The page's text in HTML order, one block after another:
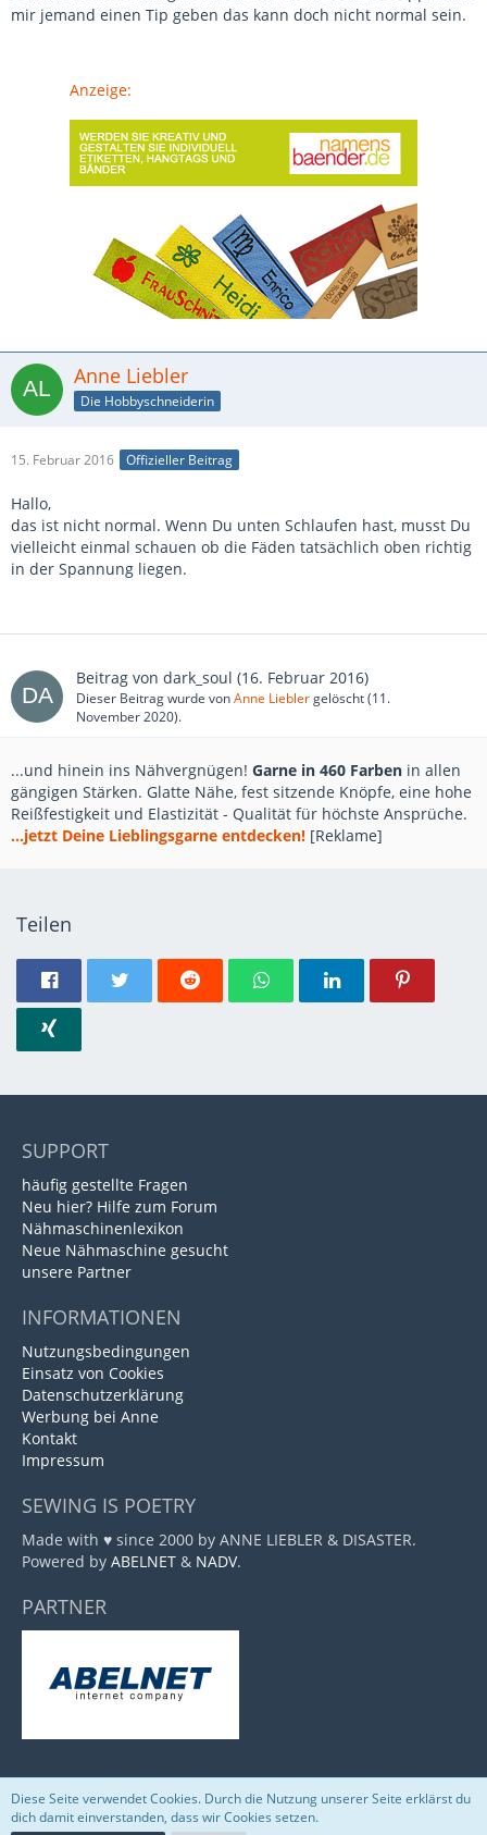
mir jemand einen Tip geben das kann doch nicht normal sein.
Anzeige:
Anne Liebler
Die Hobbyschneiderin
15. Februar 2016 Offizieller Beitrag
Hallo,
das ist nicht normal. Wenn Du unten Schlaufen hast, musst Du
vielleicht einmal schauen ob die Fäden tatsächlich oben richtig
in der Spannung liegen.
Beitrag von dark_soul (16. Februar 2016)
Dieser Beitrag wurde vonAnne Lieblergelöscht (11.
November 2020).
...und hinein ins Nähvergnügen! Garne in 460 Farben in allen
gängigen Stärken. Glatte Nähe, fest sitzende Knöpfe, eine hohe
Reißfestigkeit und Elastizität - Qualität für höchste Ansprüche.
...jetzt Deine Lieblingsgarne entdecken! [Reklame]
Teilen
SUPPORT
häufig gestellte Fragen
Neu hier? Hilfe zum Forum
Nähmaschinenlexikon
Neue Nähmaschine gesucht
unsere Partner
INFORMATIONEN
Nutzungsbedingungen
Einsatz von Cookies
Datenschutzerklärung
Werbung bei Anne
Kontakt
Impressum
SEWING IS POETRY
Made with ♥ since 2000 by ANNE LIEBLER & DISASTER.
Powered by ABELNET & NADV.
PARTNER
Community-Software:WoltLab Suite™
Diese Seite verwendet Cookies. Durch die Nutzung unserer Seite erklärst du
dich damit einverstanden, dass wir Cookies setzen.